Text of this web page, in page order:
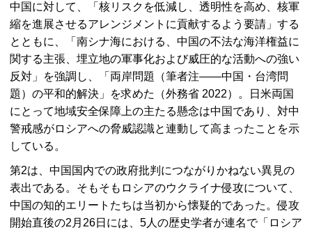
中国に対して、「核リスクを低減し、透明性を高め、核軍
縮を進展させるアレンジメントに貢献するよう要請」する
とともに、「南シナ海における、中国の不法な海洋権益に
関する主張、埋立地の軍事化および威圧的な活動への強い
反対」を強調し、「両岸問題（筆者注――中国・台湾問
題）の平和的解決」を求めた（外務省 2022）。日米両国
にとって地域安全保障上の主たる懸念は中国であり、対中
警戒感がロシアへの脅威認識と連動して高まったことを示
している。
第2は、中国国内での政府批判につながりかねない異見の
表出である。そもそもロシアのウクライナ侵攻について、
中国の知的エリートたちは当初から懐疑的であった。侵攻
開始直後の2月26日には、5人の歴史学者が連名で「ロシア